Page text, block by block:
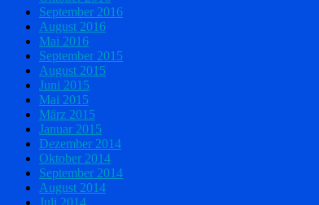
September 2016
August 2016
Mai 2016
September 2015
August 2015
Juni 2015
Mai 2015
März 2015
Januar 2015
Dezember 2014
Oktober 2014
September 2014
August 2014
Juli 2014